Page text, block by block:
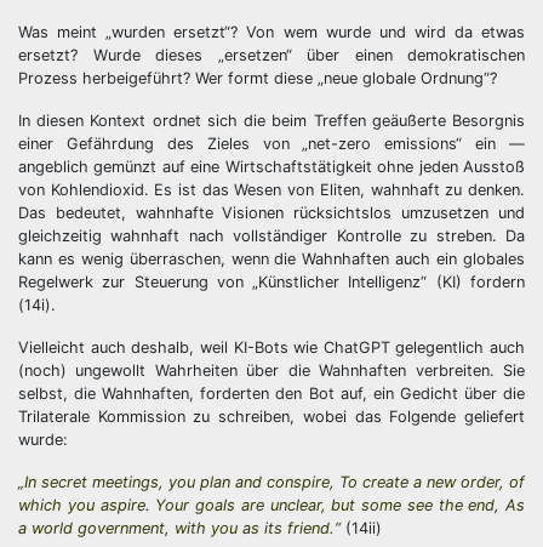
Was meint „wurden ersetzt“? Von wem wurde und wird da etwas
ersetzt? Wurde dieses „ersetzen“ über einen demokratischen
Prozess herbeigeführt? Wer formt diese „neue globale Ordnung“?
In diesen Kontext ordnet sich die beim Treffen geäußerte Besorgnis
einer Gefährdung des Zieles von „net-zero emissions“ ein —
angeblich gemünzt auf eine Wirtschaftstätigkeit ohne jeden Ausstoß
von Kohlendioxid. Es ist das Wesen von Eliten, wahnhaft zu denken.
Das bedeutet, wahnhafte Visionen rücksichtslos umzusetzen und
gleichzeitig wahnhaft nach vollständiger Kontrolle zu streben. Da
kann es wenig überraschen, wenn die Wahnhaften auch ein globales
Regelwerk zur Steuerung von „Künstlicher Intelligenz“ (KI) fordern
(14i).
Vielleicht auch deshalb, weil KI-Bots wie ChatGPT gelegentlich auch
(noch) ungewollt Wahrheiten über die Wahnhaften verbreiten. Sie
selbst, die Wahnhaften, forderten den Bot auf, ein Gedicht über die
Trilaterale Kommission zu schreiben, wobei das Folgende geliefert
wurde:
„In secret meetings, you plan and conspire, To create a new order, of
which you aspire. Your goals are unclear, but some see the end, As
a world government, with you as its friend.“(14ii)